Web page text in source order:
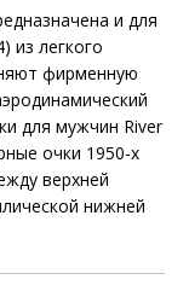
и для
из легкого
фирменную
для мужчин River
очки 1950-х
верхней
нижней